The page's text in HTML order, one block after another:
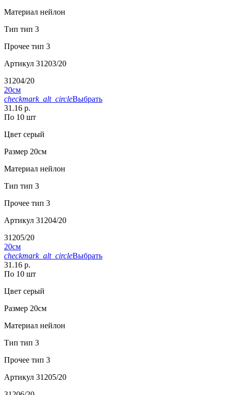
Материал нейлон
Тип тип 3
Прочее тип 3
Артикул 31203/20
31204/20
20см
checkmark_alt_circleВыбрать
31.16 р.
По 10 шт
Цвет серый
Размер 20см
Материал нейлон
Тип тип 3
Прочее тип 3
Артикул 31204/20
31205/20
20см
checkmark_alt_circleВыбрать
31.16 р.
По 10 шт
Цвет серый
Размер 20см
Материал нейлон
Тип тип 3
Прочее тип 3
Артикул 31205/20